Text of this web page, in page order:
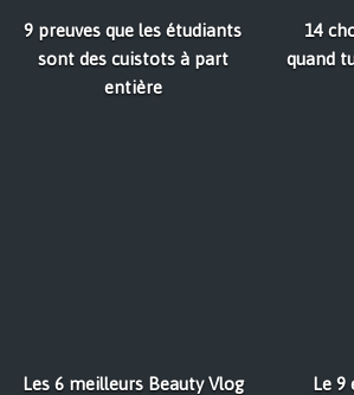
9 preuves que les étudiants
sont des cuistots à part
entière
14
quand
Les 6 meilleurs Beauty Vlog
Le 9